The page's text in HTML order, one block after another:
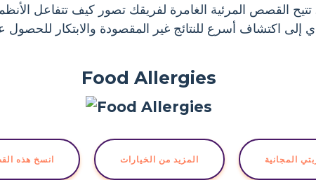
القصص المرئية الغامرة لفريقك تصور كيف تتفاعل
إلى اكتشاف أسرع للنتائج غير المقصودة والابتكار
Food Allergies
انسخ هذه المزيد من الخيارات المجانية